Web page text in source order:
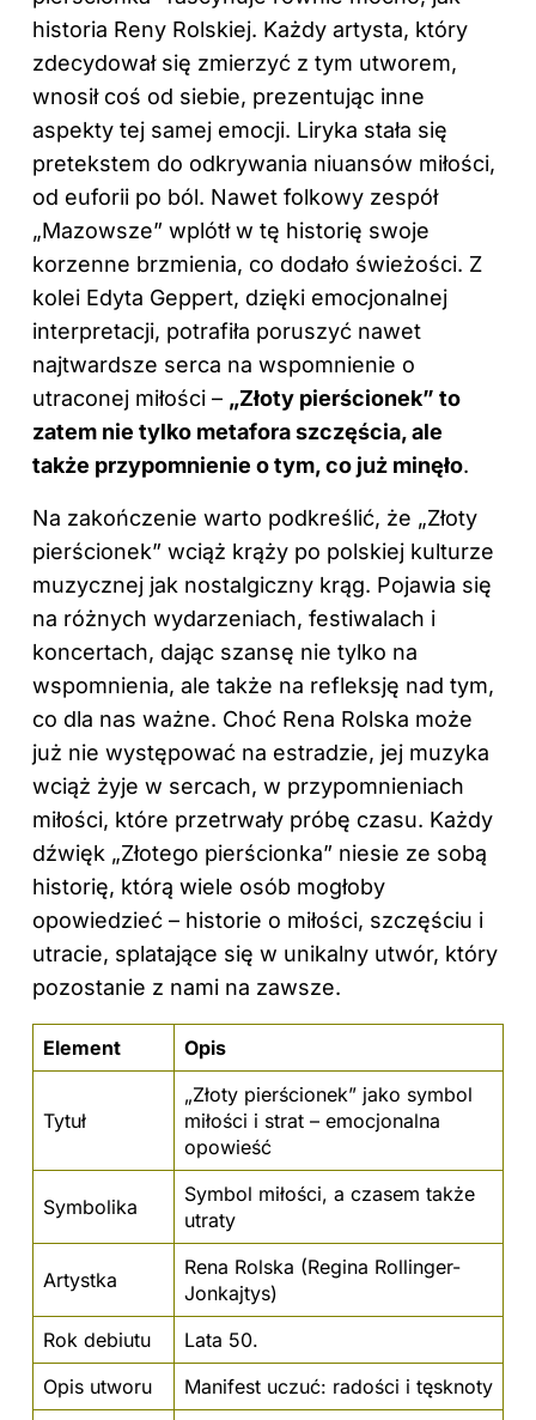
historia Reny Rolskiej. Każdy artysta, który
zdecydował się zmierzyć z tym utworem,
wnosił coś od siebie, prezentując inne
aspekty tej samej emocji. Liryka stała się
pretekstem do odkrywania niuansów miłości,
od euforii po ból. Nawet folkowy zespół
„Mazowsze” wplótł w tę historię swoje
korzenne brzmienia, co dodało świeżości. Z
kolei Edyta Geppert, dzięki emocjonalnej
interpretacji, potrafiła poruszyć nawet
najtwardsze serca na wspomnienie o
utraconej miłości – „Złoty pierścionek” to
zatem nie tylko metafora szczęścia, ale
także przypomnienie o tym, co już minęło.
Na zakończenie warto podkreślić, że „Złoty
pierścionek” wciąż krąży po polskiej kulturze
muzycznej jak nostalgiczny krąg. Pojawia się
na różnych wydarzeniach, festiwalach i
koncertach, dając szansę nie tylko na
wspomnienia, ale także na refleksję nad tym,
co dla nas ważne. Choć Rena Rolska może
już nie występować na estradzie, jej muzyka
wciąż żyje w sercach, w przypomnieniach
miłości, które przetrwały próbę czasu. Każdy
dźwięk „Złotego pierścionka” niesie ze sobą
historię, którą wiele osób mogłoby
opowiedzieć – historie o miłości, szczęściu i
utracie, splatające się w unikalny utwór, który
pozostanie z nami na zawsze.
Element Opis
Tytuł
„Złoty pierścionek” jako symbol
miłości i strat – emocjonalna
opowieść
Symbolika
Symbol miłości, a czasem także
utraty
Artystka
Rena Rolska (Regina Rollinger-
Jonkajtys)
Rok debiutu
Lata 50.
Opis utworu
Manifest uczuć: radości i tęsknoty